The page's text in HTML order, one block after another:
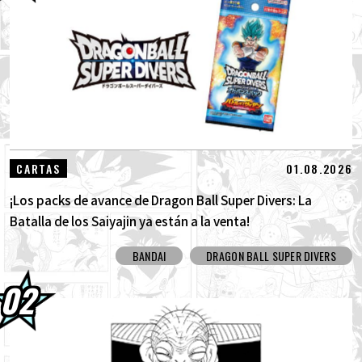
DRAGON BALL: ¡Sparking! ¡Llega el nuevo
DLC NEO de ZERO que rompe todos los...
30.07.2026
[¡Entrevista con Hironobu Kageyama!] ¡Ya
está disponible el Tema musical "ZER...
[#101] Toyotarou intentó dibujar: ¡Un
cierto personaje que luchó contra el G...
CARTAS 01.08.2026
¡Los packs de avance de Dragon Ball Super Divers: La
Batalla de los Saiyajin ya están a la venta!
BANDAI DRAGON BALL SUPER DIVERS